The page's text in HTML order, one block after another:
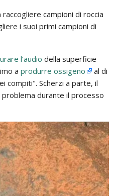
campioni di roccia
i suoi primi campioni di
l’audio della superficie
a produrre ossigeno
al di
compiti". Scherzi a parte, il
durante il processo